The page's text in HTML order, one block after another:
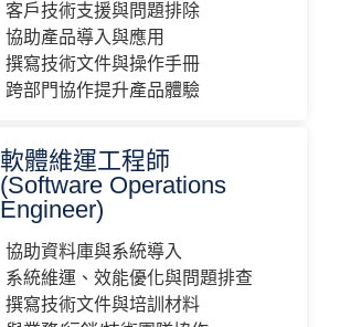
客戶技術支援與問題排除
協助產品導入與應用
撰寫技術文件與操作手冊
跨部門協作提升產品體驗
軟體維運工程師
(Software Operations
Engineer)
協助資料庫與系統導入
系統維運、效能優化與問題排查
撰寫技術文件與培訓材料